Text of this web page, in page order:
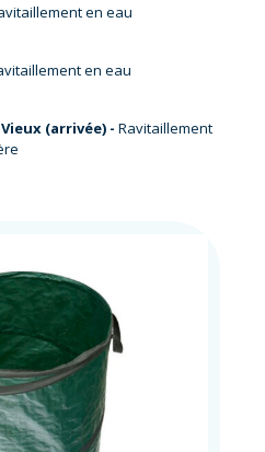
en eau
en eau
(arrivée) -Ravitaillement